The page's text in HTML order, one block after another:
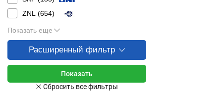
ZNL (654)
Показать еще
Расширенный фильтр